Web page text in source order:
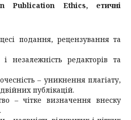
Publication Ethics, етичні
подання, рецензування та
і незалежність редакторів та
– уникнення плагіату,
публікацій.
– чітке визначення внеску